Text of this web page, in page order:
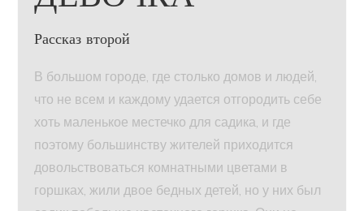
Рассказ второй
В большом городе, где столько домов и людей,
что не всем и каждому удается отгородить себе
хоть маленькое местечко для садика, и где
поэтому большинству жителей приходится
довольствоваться комнатными цветами в
горшках, жили двое бедных детей, но у них был